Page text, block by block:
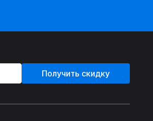
Получить скидку